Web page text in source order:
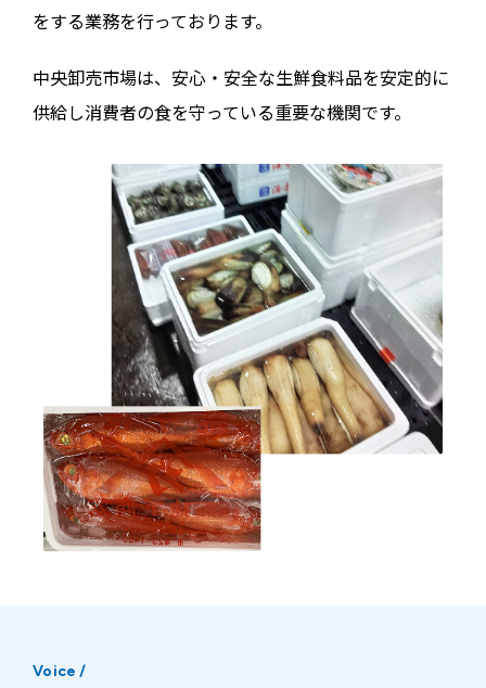
をする業務を行っております。
中央卸売市場は、安心・安全な生鮮食料品を安定的に
供給し消費者の食を守っている重要な機関です。
Voice /